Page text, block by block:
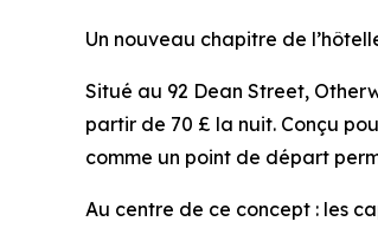
Un nouveau chapitre de
Situé au 92 Dean Street,
partir de 70 £ la nuit. Conçu
comme un point de départ
Au centre de ce concept : les